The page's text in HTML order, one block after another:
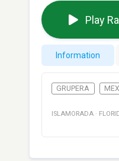
Play
Information
GRUPERA
ISLAMORADA ·